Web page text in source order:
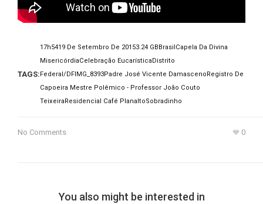
TAGS:
17h5419 De Setembro De 20153.24 GB Brasil Capela Da Divina
MisericórdiaCelebração Eucarística Distrito
Federal/DF IMG_8393Padre José Vicente Damasceno Registro De
Capoeira Mestre Polêmico - Professor João Couto
Teixeira Residencial Café PlanaltoSobradinho
No Comments 0
You also might be interested in